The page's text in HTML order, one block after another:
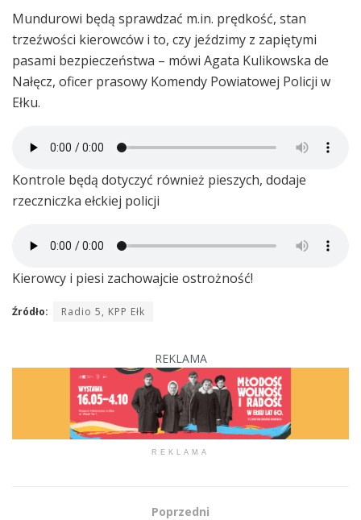
Mundurowi będą sprawdzać m.in. prędkość, stan
trzeźwości kierowców i to, czy jeździmy z zapiętymi
pasami bezpieczeństwa – mówi Agata Kulikowska de
Nałęcz, oficer prasowy Komendy Powiatowej Policji w
Ełku.
Kontrole będą dotyczyć również pieszych, dodaje
rzeczniczka ełckiej policji
Kierowcy i piesi zachowajcie ostrożność!
Źródło: Radio 5, KPP Ełk
REKLAMA
REKLAMA
Poprzedni